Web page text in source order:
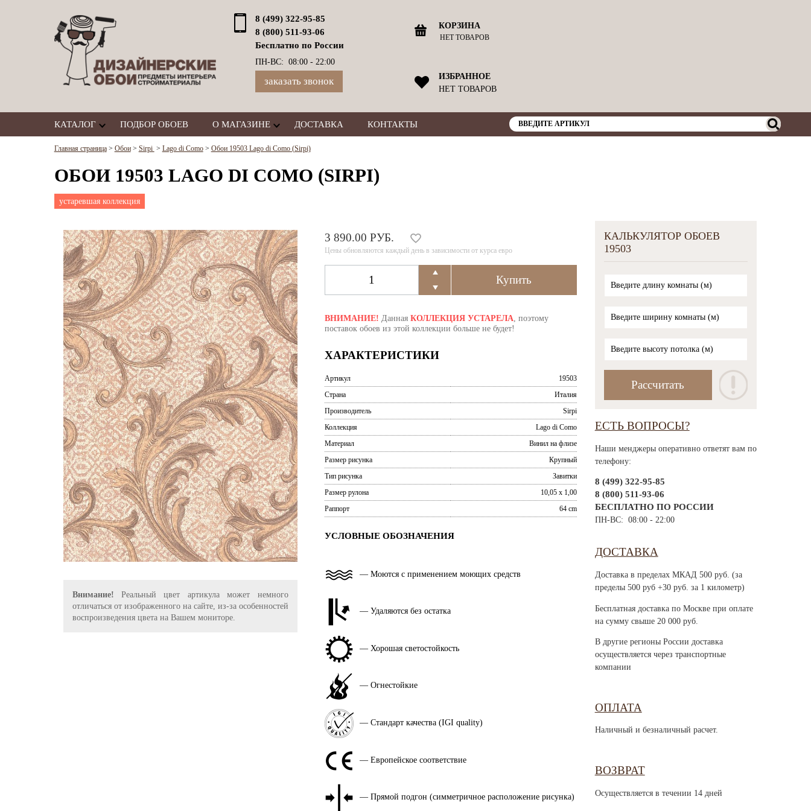
8 (499) 322-95-85
8 (800) 511-93-06
Бесплатно по России
ПН-ВС: 08:00 - 22:00
заказать звонок
КОРЗИНА
НЕТ ТОВАРОВ
ИЗБРАННОЕ
НЕТ ТОВАРОВ
КАТАЛОГ ПОДБОР ОБОЕВ О МАГАЗИНЕ ДОСТАВКА КОНТАКТЫ
Главная страница> Обои> Sirpi > Lago di Como> Обои 19503 Lago di Como (Sirpi)
ОБОИ 19503 LAGO DI COMO (SIRPI)
устаревшая коллекция
Внимание! Реальный цвет артикула может немного
отличаться от изображенного на сайте, из-за особенностей
воспроизведения цвета на Вашем мониторе.
3 890.00 РУБ.
Цены обновляются каждый день в зависимости от курса евро
ВНИМАНИЕ! Данная КОЛЛЕКЦИЯ УСТАРЕЛА, поэтому
поставок обоев из этой коллекции больше не будет!
ХАРАКТЕРИСТИКИ
Артикул
19503
Страна
Италия
Производитель
Sirpi
Коллекция
Lago di Como
Материал
Винил на флизе
Размер рисунка
Крупный
Тип рисунка
Завитки
Размер рулона
10,05 x 1,00
Раппорт
64 cm
УСЛОВНЫЕ ОБОЗНАЧЕНИЯ
— Моются с применением моющих средств
— Удаляются без остатка
— Хорошая светостойкость
— Огнестойкие
— Стандарт качества (IGI quality)
— Европейское соответствие
— Прямой подгон (симметричное расположение рисунка)
КАЛЬКУЛЯТОР ОБОЕВ
19503
ЕСТЬ ВОПРОСЫ?
Наши менджеры оперативно ответят вам по
телефону:
8 (499) 322-95-85
8 (800) 511-93-06
БЕСПЛАТНО ПО РОССИИ
ПН-ВС: 08:00 - 22:00
ДОСТАВКА
Доставка в пределах МКАД 500 руб. (за
пределы 500 руб +30 руб. за 1 километр)
Бесплатная доставка по Москве при оплате
на сумму свыше 20 000 руб.
В другие регионы России доставка
осуществляется через транспортные
компании
ОПЛАТА
Наличный и безналичный расчет.
ВОЗВРАТ
Осуществляется в течении 14 дней